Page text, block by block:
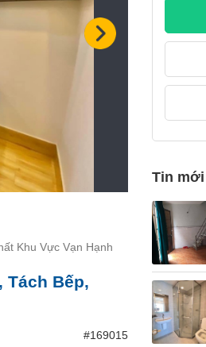
Khu Vực Vạn Hạnh
Tách Bếp,
#169015
Tin